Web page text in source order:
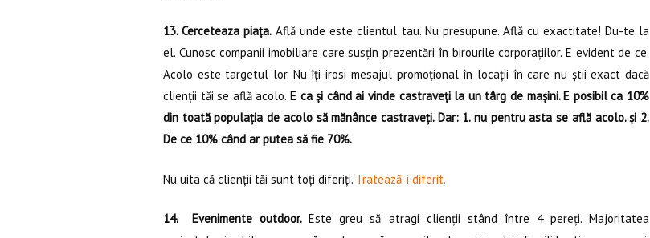
13. Cerceteaza piața. Află unde este clientul tau. Nu presupune. Află cu exactitate! Du-te la
el. Cunosc companii imobiliare care susțin prezentări în birourile corporațiilor. E evident de ce.
Acolo este targetul lor. Nu îți irosi mesajul promoțional în locații în care nu știi exact dacă
clienții tăi se află acolo. E ca și când ai vinde castraveți la un târg de mașini. E posibil ca 10%
din toată populația de acolo să mănânce castraveți. Dar: 1. nu pentru asta se află acolo. și 2.
De ce 10% când ar putea să fie 70%.
Nu uita că clienții tăi sunt toți diferiți. Tratează-i diferit.
14. Evenimente outdoor.Este greu să atragi clienții stând între 4 pereți. Majoritatea